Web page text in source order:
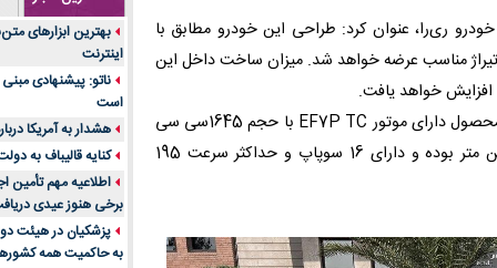
ری‌را، عنوان کرد: طراحی این خودرو مطابق با
تیراژ مناسب عرضه خواهد شد. میزان ساخت داخل این
وی با اشاره به مشخصات فنی خودروی ری‌را، خاطرنشان کرد: این محصول دارای موتور EF7P TC با حجم 1645سی سی
و توان 160 اسب بخار است. حداکثر گشتاور این خودرو 240 نیوتن متر بوده و دارای 16 سوپاپ و حداکثر سرعت 195
جنس هر کدام از
متریال برای شما
تولید لیوان
بازار ایران
درد زانو بعد از
انتخاب باشد
آینده موسیقی
بهترین راه
است؟
مقایسه قالب
بهترین ابزارهای
اینترنت
ناتو: پیشنهادی
است
هشدار به آمریکا
کنایه قالیباف به
اطلاعیه مهم تأمین
برخی هنوز عیدی
پزشکیان در هیئت
به حاکمیت همه